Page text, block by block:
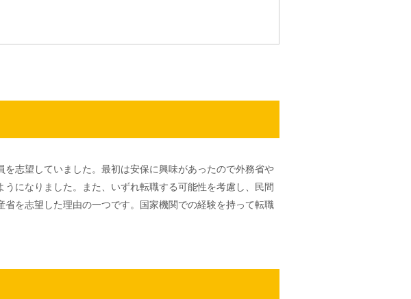
を志望していました。最初は安保に興味があったので外務省や
になりました。また、いずれ転職する可能性を考慮し、民間
を志望した理由の一つです。国家機関での経験を持って転職